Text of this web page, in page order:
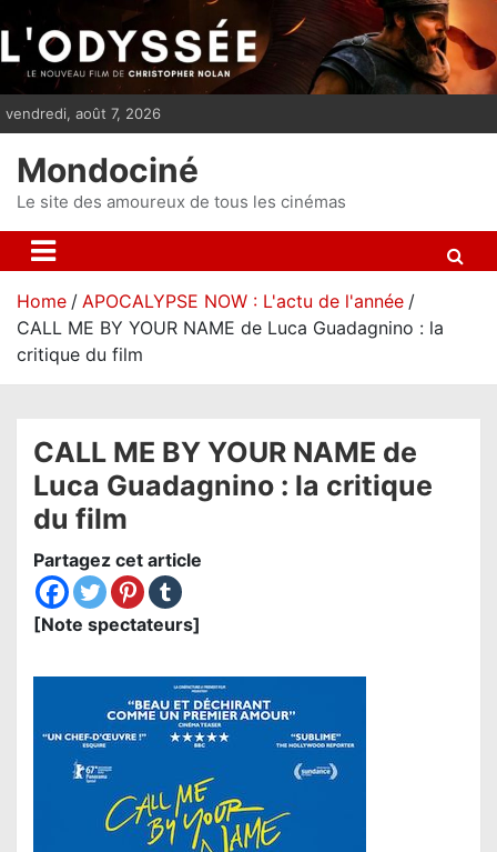
i
p
n
vendredi, août 7, 2026
Mondociné
Le site des amoureux de tous les cinémas
Home
APOCALYPSE NOW : L'actu de l'année
CALL ME BY YOUR NAME de Luca Guadagnino : la
critique du film
CALL ME BY YOUR NAME de
Luca Guadagnino : la critique
du film
Partagez cet article
[Note spectateurs]